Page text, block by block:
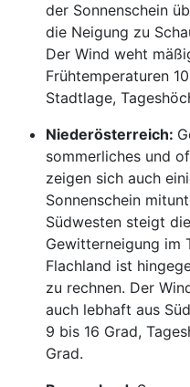
der Sonnenschein
die Neigung zu
Der Wind weht
Frühtemperaturen
Stadtlage,
Niederösterreich:
sommerliches und
zeigen sich auch
Sonnenschein
Südwesten steigt
Gewitterneigung im
Flachland ist
zu rechnen. Der
auch lebhaft aus
9 bis 16 Grad,
Grad.